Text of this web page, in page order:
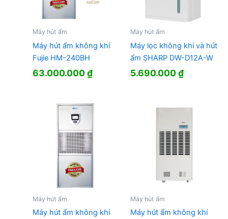
Máy hút ẩm
Máy hút ẩm không khí
Fujie HM-240BH
63.000.000₫
Máy hút ẩm
Máy lọc không khí và hút
ẩm SHARP DW-D12A-W
5.690.000₫
Máy hút ẩm
Máy hút ẩm không khí
Máy hút ẩm
Máy hút ẩm không khí